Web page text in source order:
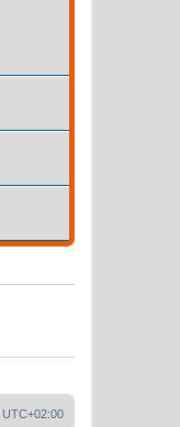
UTC+02:00